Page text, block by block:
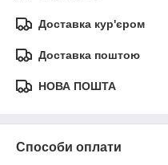
Доставка кур'єром
Доставка поштою
НОВА ПОШТА
Способи оплати